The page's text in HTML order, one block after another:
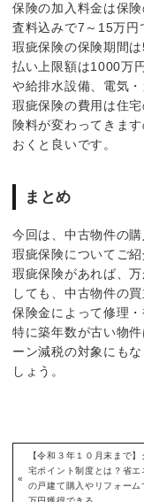
保険の加入料金は保
査料込みで7～15万円
瑕疵保険の保険期間
払い上限額は1000万
や給排水設備、電気
瑕疵保険の費用は住
険料が変わってきま
おくと良いです。
まとめ
今回は、中古物件の
瑕疵保険についてご紹
瑕疵保険があれば、
しても、中古物件の
保険金によって修理
特に築年数が古い物
ーン減税の対象にも
しょう。
«
【令和３年１０月末まで
宅ポイント制度とは？省エ
の戸建て購入やリフォー